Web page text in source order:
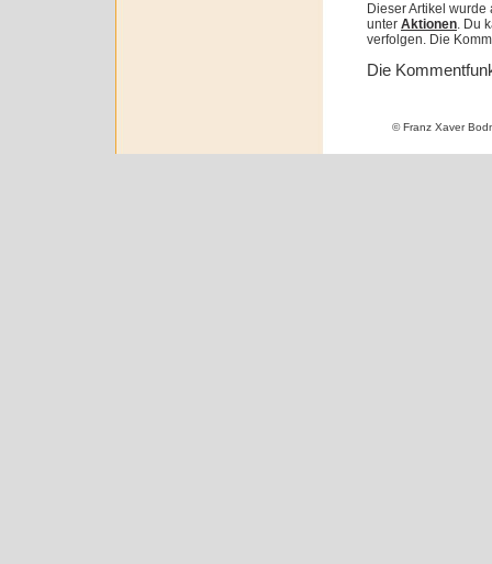
Dieser Artikel
unter Aktionen. Du
verfolgen. Die
Die
© Franz Xaver